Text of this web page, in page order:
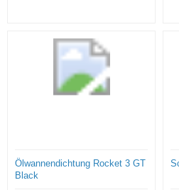
Ölwannendichtung Rocket 3 GT
Black